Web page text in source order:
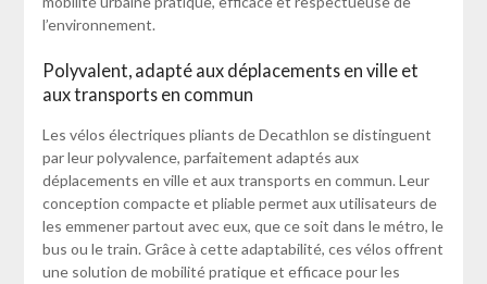
l’environnement.
Polyvalent, adapté aux déplacements en ville et
aux transports en commun
Les vélos électriques pliants de Decathlon se distinguent
par leur polyvalence, parfaitement adaptés aux
déplacements en ville et aux transports en commun. Leur
conception compacte et pliable permet aux utilisateurs de
les emmener partout avec eux, que ce soit dans le métro, le
bus ou le train. Grâce à cette adaptabilité, ces vélos offrent
une solution de mobilité pratique et efficace pour les